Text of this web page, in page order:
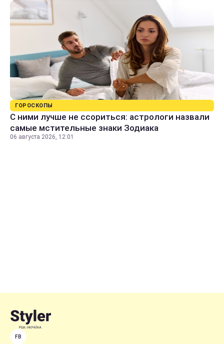
ГОРОСКОПЫ
С ними лучше не ссориться: астрологи назвали
самые мстительные знаки Зодиака
06 августа 2026, 12:01
FB